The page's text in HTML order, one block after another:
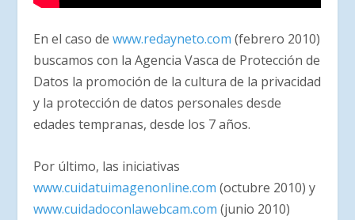
En el caso dewww.redayneto.com (febrero 2010)
buscamos con la Agencia Vasca de Protección de
Datos la promoción de la cultura de la privacidad
y la protección de datos personales desde
edades tempranas, desde los 7 años.
Por último, las iniciativas
www.cuidatuimagenonline.com (octubre 2010) y
www.cuidadoconlawebcam.com (junio 2010)